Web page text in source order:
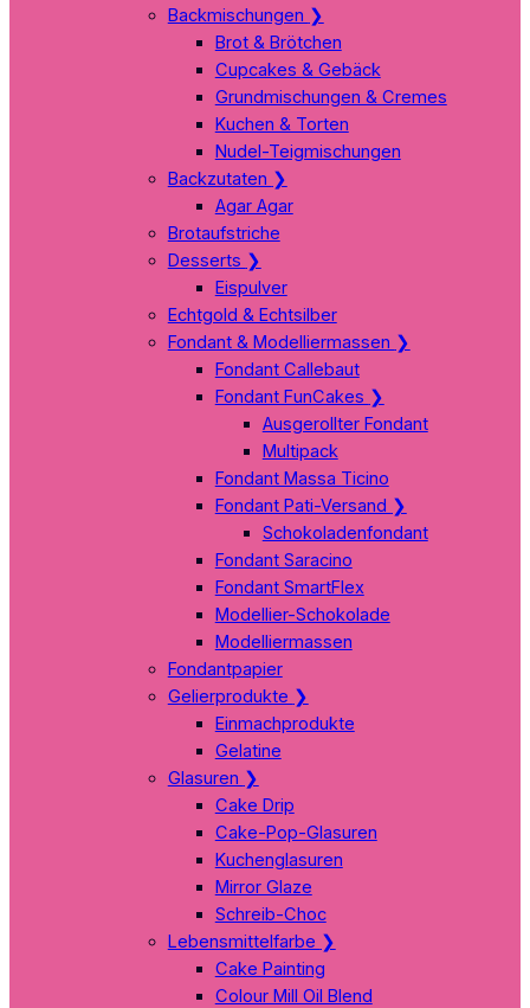
Backmischungen ❯
Brot & Brötchen
Cupcakes & Gebäck
Grundmischungen & Cremes
Kuchen & Torten
Nudel-Teigmischungen
Backzutaten ❯
Agar Agar
Brotaufstriche
Desserts ❯
Eispulver
Echtgold & Echtsilber
Fondant & Modelliermassen ❯
Fondant Callebaut
Fondant FunCakes ❯
Ausgerollter Fondant
Multipack
Fondant Massa Ticino
Fondant Pati-Versand ❯
Schokoladenfondant
Fondant Saracino
Fondant SmartFlex
Modellier-Schokolade
Modelliermassen
Fondantpapier
Gelierprodukte ❯
Einmachprodukte
Gelatine
Glasuren ❯
Cake Drip
Cake-Pop-Glasuren
Kuchenglasuren
Mirror Glaze
Schreib-Choc
Lebensmittelfarbe ❯
Cake Painting
Colour Mill Oil Blend